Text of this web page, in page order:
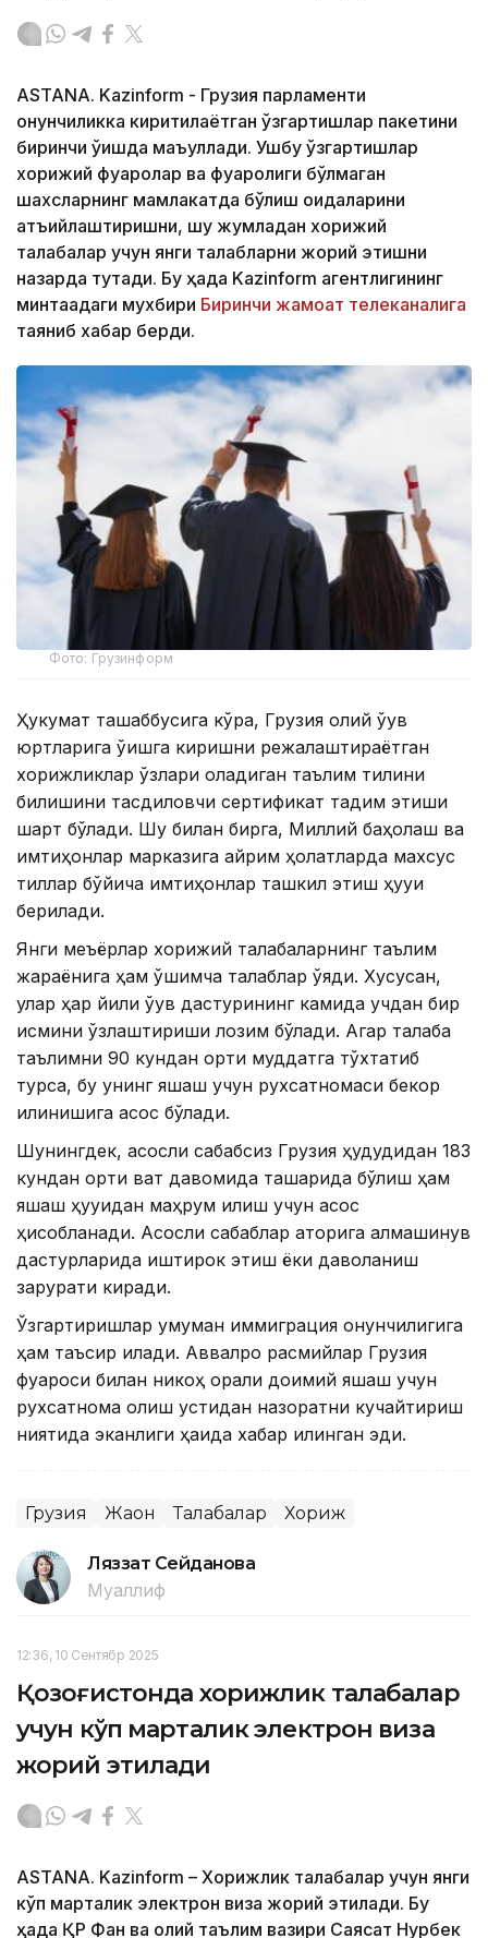
ASTANA. Kazinform - Грузия парламенти
қонунчиликка киритилаётган ўзгартишлар пакетини
биринчи ўқишда маъқуллади. Ушбу ўзгартишлар
хорижий фуқаролар ва фуқаролиги бўлмаган
шахсларнинг мамлакатда бўлиш қоидаларини
қатъийлаштиришни, шу жумладан хорижий
талабалар учун янги талабларни жорий этишни
назарда тутади. Бу ҳақда Kazinform агентлигининг
минтақадаги мухбири Биринчи жамоат телеканалига
таяниб хабар берди.
Фото: Грузинформ
Ҳукумат ташаббусига кўра, Грузия олий ўқув
юртларига ўқишга киришни режалаштираётган
хорижликлар ўзлари оладиган таълим тилини
билишини тасдиқловчи сертификат тақдим этиши
шарт бўлади. Шу билан бирга, Миллий баҳолаш ва
имтиҳонлар марказига айрим ҳолатларда махсус
тиллар бўйича имтиҳонлар ташкил этиш ҳуқуқи
берилади.
Янги меъёрлар хорижий талабаларнинг таълим
жараёнига ҳам қўшимча талаблар қўяди. Хусусан,
улар ҳар йили ўқув дастурининг камида учдан бир
қисмини ўзлаштириши лозим бўлади. Агар талаба
таълимни 90 кундан ортиқ муддатга тўхтатиб
турса, бу унинг яшаш учун рухсатномаси бекор
қилинишига асос бўлади.
Шунингдек, асосли сабабсиз Грузия ҳудудидан 183
кундан ортиқ вақт давомида ташқарида бўлиш ҳам
яшаш ҳуқуқидан маҳрум қилиш учун асос
ҳисобланади. Асосли сабаблар қаторига алмашинув
дастурларида иштирок этиш ёки даволаниш
зарурати киради.
Ўзгартиришлар умуман иммиграция қонунчилигига
ҳам таъсир қилади. Аввалроқ расмийлар Грузия
фуқароси билан никоҳ орқали доимий яшаш учун
рухсатнома олиш устидан назоратни кучайтириш
ниятида эканлиги ҳақида хабар қилинган эди.
Грузия Жаҳон Талабалар Хориж
Ляззат Сейданова
Муаллиф
12:36, 10 Сентябр 2025
Қозоғистонда хорижлик талабалар
учун кўп марталик электрон виза
жорий этилади
ASTANA. Kazinform – Хорижлик талабалар учун янги
кўп марталик электрон виза жорий этилади. Бу
ҳақда ҚР Фан ва олий таълим вазири Саясат Нурбек